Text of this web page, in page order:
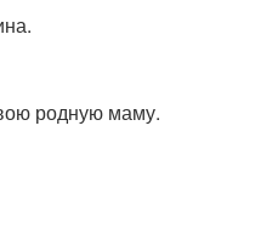
родную маму.